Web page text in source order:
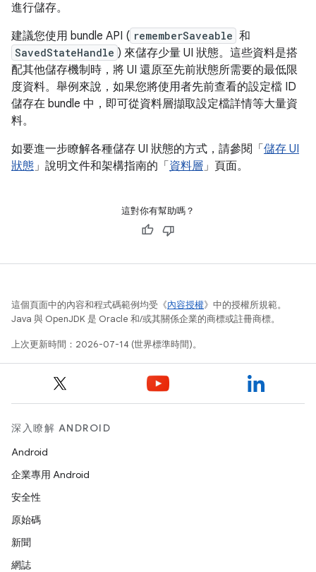
進行儲存。
建議您使用 bundle API ( rememberSaveable 和
SavedStateHandle ) 來儲存少量 UI 狀態。這些資料是搭
配其他儲存機制時，將 UI 還原至先前狀態所需要的最低限
度資料。舉例來說，如果您將使用者先前查看的設定檔 ID
儲存在 bundle 中，即可從資料層擷取設定檔詳情等大量資
料。
如要進一步瞭解各種儲存 UI 狀態的方式，請參閱「 儲存 UI
狀態」說明文件和架構指南的「 資料層」頁面。
這對你有幫助嗎？
這個頁面中的內容和程式碼範例均受《內容授權》中的授權所規範。
Java 與 OpenJDK 是 Oracle 和/或其關係企業的商標或註冊商標。
上次更新時間：2026-07-14 (世界標準時間)。
深入瞭解 ANDROID
Android
企業專用 Android
安全性
原始碼
新聞
網誌